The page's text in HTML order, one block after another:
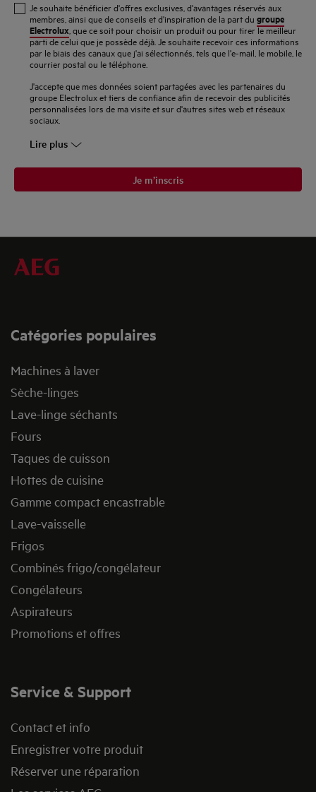
e-
mail
Je souhaite bénéficier d'offres exclusives, d'avantages réservés aux
membres, ainsi que de conseils et d'inspiration de la part du groupe
Electrolux , que ce soit pour choisir un produit ou pour tirer le meilleur
parti de celui que je possède déjà. Je souhaite recevoir ces informations
par le biais des canaux que j'ai sélectionnés, tels que l'e-mail, le mobile, le
courrier postal ou le téléphone.
J'accepte que mes données soient partagées avec les partenaires du
groupe Electrolux et tiers de confiance afin de recevoir des publicités
personnalisées lors de ma visite et sur d'autres sites web et réseaux
sociaux.
Lire plus
Je m’inscris
Catégories populaires
Machines à laver
Sèche-linges
Lave-linge séchants
Fours
Taques de cuisson
Hottes de cuisine
Gamme compact encastrable
Lave-vaisselle
Frigos
Combinés frigo/congélateur
Congélateurs
Aspirateurs
Promotions et offres
Service & Support
Contact et info
Enregistrer votre produit
Réserver une réparation